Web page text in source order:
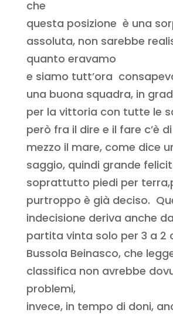
che
questa posizione è una
assoluta, non sarebbe
quanto eravamo
e siamo tutt’ora
una buona squadra, in
per la vittoria con tutte le
però fra il dire e il fare c’è di
mezzo il mare, come dice
saggio, quindi grande
soprattutto piedi per
purtroppo è già deciso.
indecisione deriva anche
partita vinta solo per 3 a 2
Bussola Beinasco, che
classifica non avrebbe
problemi,
invece, in tempo di doni,